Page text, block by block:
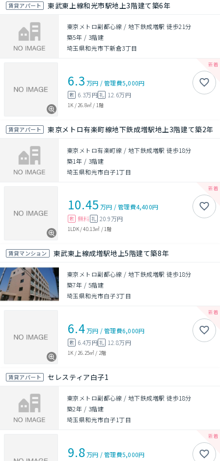
賃貸アパート 東武東上線和光市駅地上3階建て築6年
東京メトロ副都心線 / 地下鉄成増駅 徒歩21分
築5年 / 3階建
埼玉県和光市下新倉3丁目
6.3 万円 /管理費5,000円
敷 6.3万円礼 12.6万円
1K / 26.8㎡ / 1階
賃貸アパート 東京メトロ有楽町線地下鉄成増駅地上3階建て築2年
東京メトロ有楽町線 / 地下鉄成増駅 徒歩18分
築1年 / 3階建
埼玉県和光市白子1丁目
10.45 万円 /管理費4,400円
敷 無料 礼 20.9万円
1LDK/40.13㎡ / 1階
賃貸マンション 東武東上線成増駅地上5階建て築8年
東京メトロ副都心線 / 地下鉄成増駅 徒歩18分
築7年 / 5階建
埼玉県和光市白子3丁目
6.4万円 /管理費6,000円
敷 6.4万円礼 12.8万円
1K / 26.25㎡ / 2階
賃貸アパート セレスティア白子1
東京メトロ副都心線 / 地下鉄成増駅 徒歩18分
築2年 / 3階建
埼玉県和光市白子1丁目
9.8万円 /管理費5,000円